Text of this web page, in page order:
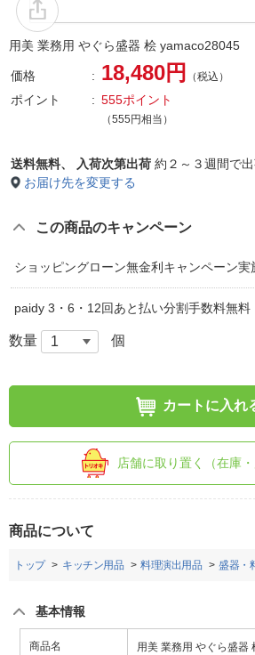
用美 業務用 やぐら盛器 桧 yamaco28045
価格 18,480円 （税込）
ポイント 555ポイント
（555円相当）
送料無料、 入荷次第出荷 約２～３週間で
お届け先を変更する
この商品のキャンペーン
ショッピングローン無金利キャンペーン実
paidy 3・6・12回あと払い分割手数料無料
数量 個
カートに入れ
店舗に取り置く（在庫・
商品について
トップ キッチン用品 料理演出用品 盛器・
基本情報
商品名 用美 業務用 やぐら盛器